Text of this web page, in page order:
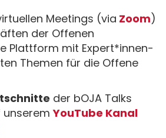
Meetings (via Zoom)
der Offenen
Plattform mit Expert*innen-
Themen für die Offene
der bOJA Talks
unseremYouTube Kanal